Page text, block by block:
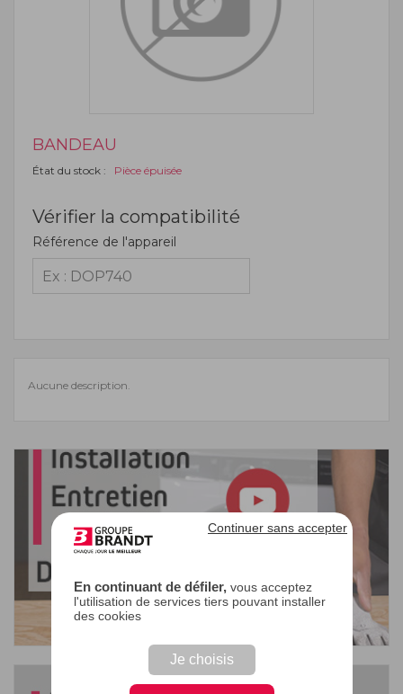
En continuant de défiler,vous acceptez
l'utilisation de services tiers pouvant installer
des cookies
Je choisis
Continuer sans accepter
BANDEAU
État du stock : Pièce épuisée
Vérifier la compatibilité
Référence de l'appareil
Aucune description.